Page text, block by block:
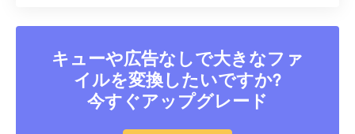
キューや広告なしで大きなファ
イルを変換したいですか?
今すぐアップグレード